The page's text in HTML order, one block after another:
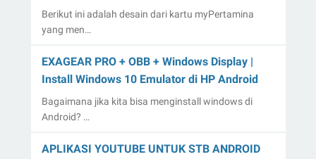
Berikut ini adalah desain dari kartu myPertamina
yang men…
EXAGEAR PRO + OBB + Windows Display |
Install Windows 10 Emulator di HP Android
Bagaimana jika kita bisa menginstall windows di
Android? …
APLIKASI YOUTUBE UNTUK STB ANDROID